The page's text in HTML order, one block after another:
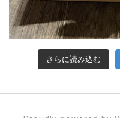
さらに読み込む